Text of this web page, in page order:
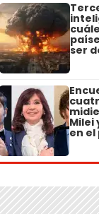
ser
Milei
en